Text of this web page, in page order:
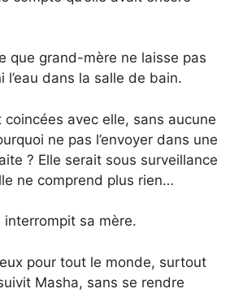
que grand-mère ne laisse pas
l’eau dans la salle de bain.
avec elle, sans aucune
ne pas l’envoyer dans une
? Elle serait sous surveillance
ne comprend plus rien…
sa mère.
pour tout le monde, surtout
Masha, sans se rendre